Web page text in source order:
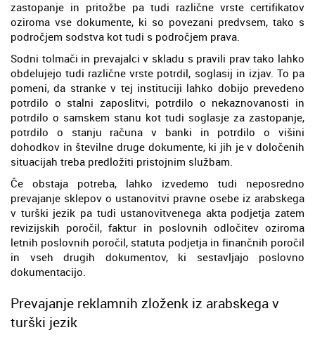
zastopanje in pritožbe pa tudi različne vrste certifikatov
oziroma vse dokumente, ki so povezani predvsem, tako s
področjem sodstva kot tudi s področjem prava.
Sodni tolmači in prevajalci v skladu s pravili prav tako lahko
obdelujejo tudi različne vrste potrdil, soglasij in izjav. To pa
pomeni, da stranke v tej instituciji lahko dobijo prevedeno
potrdilo o stalni zaposlitvi, potrdilo o nekaznovanosti in
potrdilo o samskem stanu kot tudi soglasje za zastopanje,
potrdilo o stanju računa v banki in potrdilo o višini
dohodkov in številne druge dokumente, ki jih je v določenih
situacijah treba predložiti pristojnim službam.
Če obstaja potreba, lahko izvedemo tudi neposredno
prevajanje sklepov o ustanovitvi pravne osebe iz arabskega
v turški jezik pa tudi ustanovitvenega akta podjetja zatem
revizijskih poročil, faktur in poslovnih odločitev oziroma
letnih poslovnih poročil, statuta podjetja in finančnih poročil
in vseh drugih dokumentov, ki sestavljajo poslovno
dokumentacijo.
Prevajanje reklamnih zloženk iz arabskega v
turški jezik